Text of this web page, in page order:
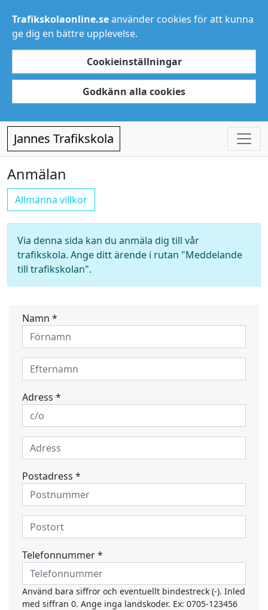
Trafikskolaonline.seanvänder cookies för att kunna
ge dig en bättre upplevelse.
Cookieinställningar
Godkänn alla cookies
Jannes Trafikskola
Anmälan
Allmänna villkor
Via denna sida kan du anmäla dig till vår
trafikskola. Ange ditt ärende i rutan "Meddelande
till trafikskolan".
Namn *
Adress *
Postadress *
Telefonnummer *
Använd bara siffror och eventuellt bindestreck (-). Inled
med siffran 0. Ange inga landskoder. Ex: 0705-123456